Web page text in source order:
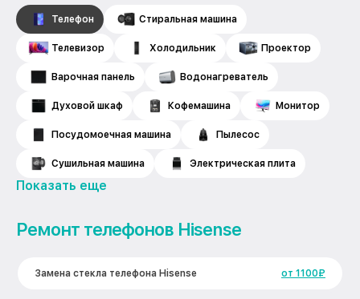
Телефон Стиральная машина
Телевизор Холодильник Проектор
Варочная панель Водонагреватель
Духовой шкаф Кофемашина Монитор
Посудомоечная машина Пылесос
Сушильная машина Электрическая плита
Показать еще
Ремонт телефонов Hisense
Замена стекла телефона Hisense от 1100₽